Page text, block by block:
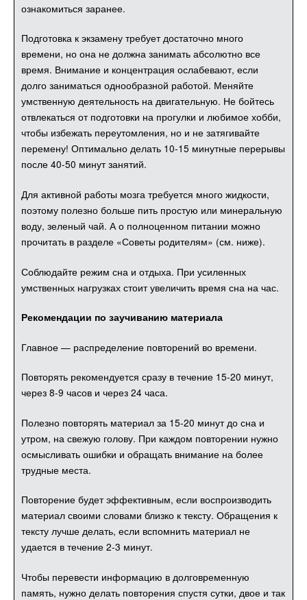
ознакомиться заранее.
Подготовка к экзамену требует достаточно много
времени, но она не должна занимать абсолютно все
время. Внимание и концентрация ослабевают, если
долго заниматься однообразной работой. Меняйте
умственную деятельность на двигательную. Не бойтесь
отвлекаться от подготовки на прогулки и любимое хобби,
чтобы избежать переутомления, но и не затягивайте
перемену! Оптимально делать 10-15 минутные перерывы
после 40-50 минут занятий.
Для активной работы мозга требуется много жидкости,
поэтому полезно больше пить простую или минеральную
воду, зеленый чай. А о полноценном питании можно
прочитать в разделе «Советы родителям» (см. ниже).
Соблюдайте режим сна и отдыха. При усиленных
умственных нагрузках стоит увеличить время сна на час.
Рекомендации по заучиванию материала
Главное — распределение повторений во времени.
Повторять рекомендуется сразу в течение 15-20 минут,
через 8-9 часов и через 24 часа.
Полезно повторять материал за 15-20 минут до сна и
утром, на свежую голову. При каждом повторении нужно
осмысливать ошибки и обращать внимание на более
трудные места.
Повторение будет эффективным, если воспроизводить
материал своими словами близко к тексту. Обращения к
тексту лучше делать, если вспомнить материал не
удается в течение 2-3 минут.
Чтобы перевести информацию в долговременную
память, нужно делать повторения спустя сутки, двое и так